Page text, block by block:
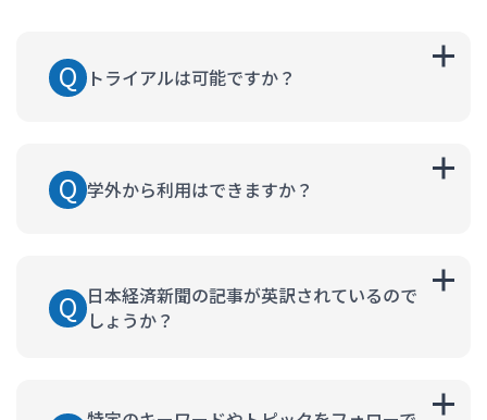
トライアルは可能ですか？
学外から利用はできますか？
日本経済新聞の記事が英訳されているので
しょうか？